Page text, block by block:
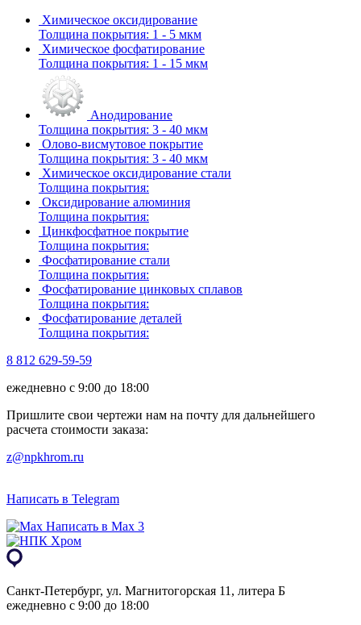
Химическое оксидирование
Толщина покрытия: 1 - 5 мкм
Химическое фосфатирование
Толщина покрытия: 1 - 15 мкм
Анодирование
Толщина покрытия: 3 - 40 мкм
Олово-висмутовое покрытие
Толщина покрытия: 3 - 40 мкм
Химическое оксидирование стали
Толщина покрытия:
Оксидирование алюминия
Толщина покрытия:
Цинкфосфатное покрытие
Толщина покрытия:
Фосфатирование стали
Толщина покрытия:
Фосфатирование цинковых сплавов
Толщина покрытия:
Фосфатирование деталей
Толщина покрытия:
8 812 629-59-59
ежедневно с 9:00 до 18:00
Пришлите свои чертежи нам на почту для дальнейшего
расчета стоимости заказа:
z@npkhrom.ru
Написать в Telegram
Написать в Max 3
Санкт-Петербург, ул. Магнитогорская 11, литера Б
ежедневно с 9:00 до 18:00